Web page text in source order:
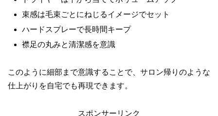
束感は毛束ごとにねじるイメージでセット
ハードスプレーで長時間キープ
襟足の丸みと清潔感を意識
このように細部まで意識することで、サロン帰りのような
仕上がりを自宅でも再現できます。
スポンサーリンク